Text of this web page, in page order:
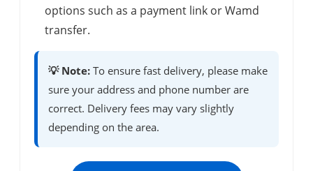
options such as a payment link or Wamd
transfer.
💡 Note: To ensure fast delivery, please make
sure your address and phone number are
correct. Delivery fees may vary slightly
depending on the area.